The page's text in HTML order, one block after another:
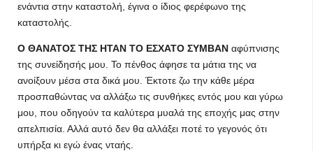
ενάντια στην καταστολή, έγινα ο ίδιος φερέφωνο της
καταστολής.
Ο ΘΑΝΑΤΟΣ ΤΗΣ ΗΤΑΝ ΤΟ ΕΣΧΑΤΟ ΣΥΜΒΑΝ αφύπνισης
της συνείδησής μου. Το πένθος άφησε τα μάτια της να
ανοίξουν μέσα στα δικά μου. Έκτοτε ζω την κάθε μέρα
προσπαθώντας να αλλάξω τις συνθήκες εντός μου και γύρω
μου, που οδηγούν τα καλύτερα μυαλά της εποχής μας στην
απελπισία. Αλλά αυτό δεν θα αλλάξει ποτέ το γεγονός ότι
υπήρξα κι εγώ ένας νταής.